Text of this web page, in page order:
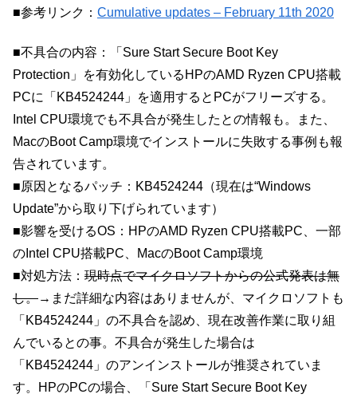
■参考リンク： Cumulative updates – February 11th 2020
■不具合の内容：「Sure Start Secure Boot Key
Protection」を有効化しているHPのAMD Ryzen CPU搭載
PCに「KB4524244」を適用するとPCがフリーズする。
Intel CPU環境でも不具合が発生したとの情報も。また、
MacのBoot Camp環境でインストールに失敗する事例も報
告されています。
■原因となるパッチ：KB4524244（現在は“Windows
Update”から取り下げられています）
■影響を受けるOS：HPのAMD Ryzen CPU搭載PC、一部
のIntel CPU搭載PC、MacのBoot Camp環境
■対処方法： 現時点でマイクロソフトからの公式発表は無
し。→まだ詳細な内容はありませんが、マイクロソフトも
「KB4524244」の不具合を認め、現在改善作業に取り組
んでいるとの事。不具合が発生した場合は
「KB4524244」のアンインストールが推奨されていま
す。HPのPCの場合、「Sure Start Secure Boot Key